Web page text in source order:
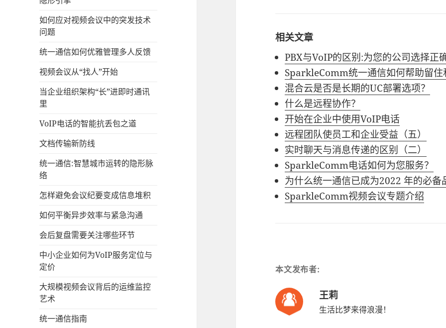
如何应对视频会议中的突发技术
问题
统一通信如何优雅管理多人反馈
视频会议从“找人”开始
当企业组织架构“长”进即时通讯
里
VoIP电话的智能抗丢包之道
文档传输新防线
统一通信:智慧城市运转的隐形脉
络
怎样避免会议纪要变成信息堆积
如何平衡异步效率与紧急沟通
会后复盘需要关注哪些环节
中小企业如何为VoIP服务定位与
定价
大规模视频会议背后的运维监控
艺术
统一通信指南
相关文章
PBX与VoIP的区别:为您的公司选择正
SparkleComm统一通信如何帮助留住
混合云是否是长期的UC部署选项？
什么是远程协作？
开始在企业中使用VoIP电话
远程团队使员工和企业受益（五）
实时聊天与消息传递的区别（二）
SparkleComm电话如何为您服务？
为什么统一通信已成为2022 年的必备
SparkleComm视频会议专题介绍
本文发布者:
王莉
生活比梦来得浪漫！